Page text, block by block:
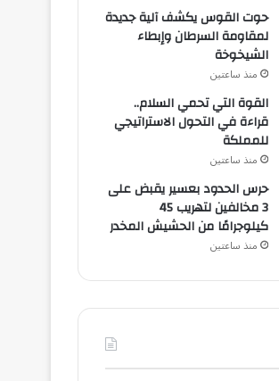
حوت القوس يكشف آلية جديدة
لمقاومة السرطان وإبطاء
الشيخوخة
منذ ساعتين
القوة التي تحمي السلام..
قراءة في التحول الاستراتيجي
للمملكة
منذ ساعتين
حرس الحدود بعسير يقبض على
3 مخالفين لتهريب 45
كيلوجرامًا من الحشيش المخدر
منذ ساعتين